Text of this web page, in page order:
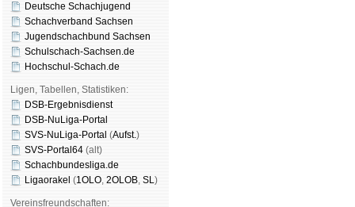
Deutsche Schachjugend
Schachverband Sachsen
Jugendschachbund Sachsen
Schulschach-Sachsen.de
Hochschul-Schach.de
Ligen, Tabellen, Statistiken:
DSB-Ergebnisdienst
DSB-NuLiga-Portal
SVS-NuLiga-Portal (Aufst.)
SVS-Portal64 (alt)
Schachbundesliga.de
Ligaorakel (1OLO, 2OLOB, SL)
Vereinsfreundschaften: